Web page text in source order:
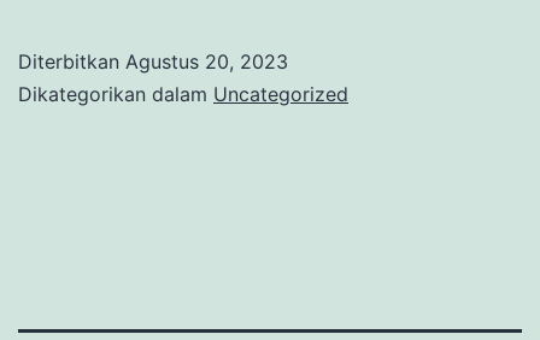
Diterbitkan Agustus 20, 2023
Dikategorikan dalam Uncategorized